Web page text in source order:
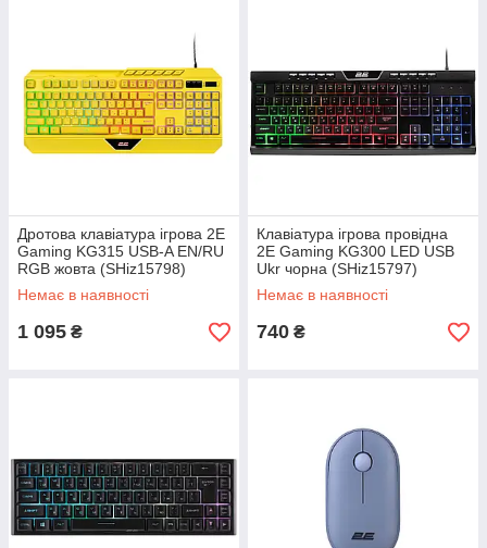
Дротова клавіатура ігрова 2E
Gaming KG315 USB-A EN/RU
RGB жовта (SHiz15798)
Немає в наявності
1 095 ₴
Клавіатура ігрова провідна
2E Gaming KG300 LED USB
Ukr чорна (SHiz15797)
Немає в наявності
740 ₴